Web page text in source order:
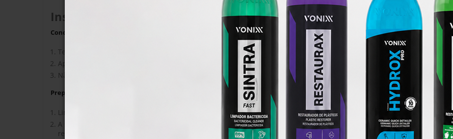
Instruções
Condições ótimas de aplicação:
Temperatura da superfície entre 10-35°C
Aplicar em ambientes fechados ou zonas com sombra
Não aplicar em condições de humidade excessiva.
Preparação da superfície:
Limpe e seque bem a pintura..
A superfície de pintura deve estar livre de alcatrão, sujidade, ceras, óleos e da proteção original do fabricante. Utilize o
residual nos microelementos da pintura.